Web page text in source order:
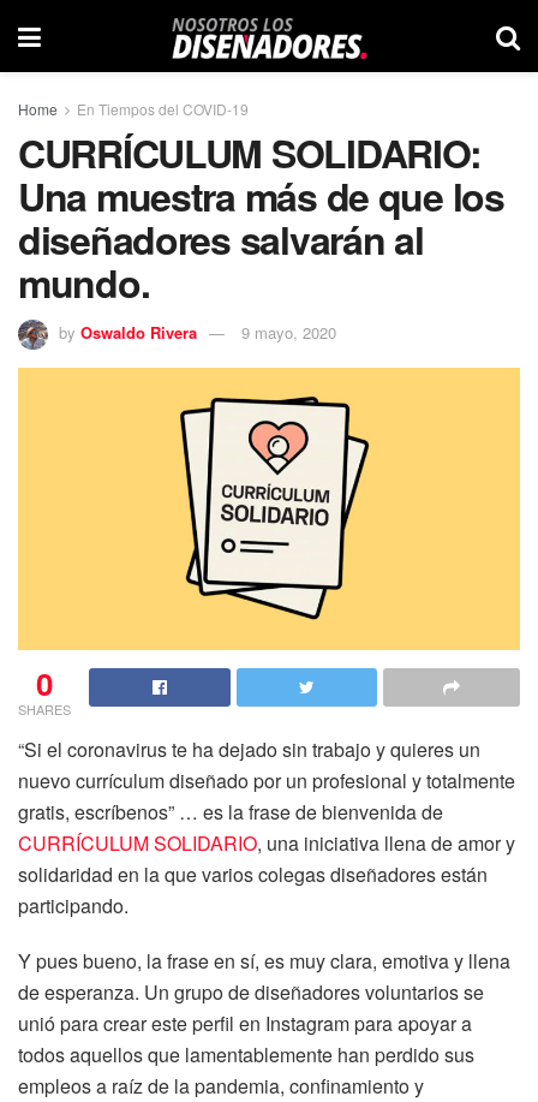
Home En Tiempos del COVID-19
CURRÍCULUM SOLIDARIO:
Una muestra más de que los
diseñadores salvarán al
mundo.
by Oswaldo Rivera 9 mayo, 2020
0
SHARES
“Si el coronavirus te ha dejado sin trabajo y quieres un
nuevo currículum diseñado por un profesional y totalmente
gratis, escríbenos” … es la frase de bienvenida de
CURRÍCULUM SOLIDARIO, una iniciativa llena de amor y
solidaridad en la que varios colegas diseñadores están
participando.
Y pues bueno, la frase en sí, es muy clara, emotiva y llena
de esperanza. Un grupo de diseñadores voluntarios se
unió para crear este perfil en Instagram para apoyar a
todos aquellos que lamentablemente han perdido sus
empleos a raíz de la pandemia, confinamiento y